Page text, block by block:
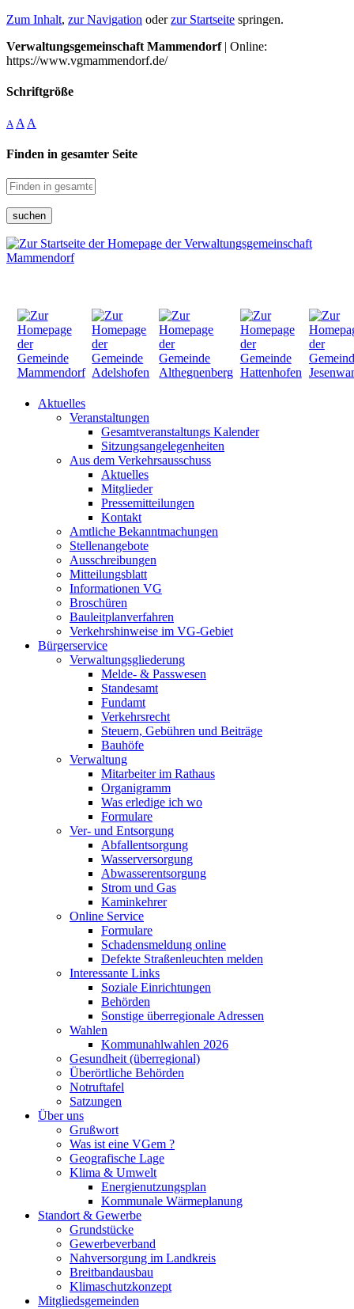
Zum Inhalt, zur Navigation oderzur Startseite springen.
Verwaltungsgemeinschaft Mammendorf| Online:
https://www.vgmammendorf.de/
Schriftgröße
A A A
Finden in gesamter Seite
suchen
Aktuelles
Veranstaltungen
Gesamtveranstaltungs Kalender
Sitzungsangelegenheiten
Aus dem Verkehrsausschuss
Aktuelles
Mitglieder
Pressemitteilungen
Kontakt
Amtliche Bekanntmachungen
Stellenangebote
Ausschreibungen
Mitteilungsblatt
Informationen VG
Broschüren
Bauleitplanverfahren
Verkehrshinweise im VG-Gebiet
Bürgerservice
Verwaltungsgliederung
Melde- & Passwesen
Standesamt
Fundamt
Verkehrsrecht
Steuern, Gebühren und Beiträge
Bauhöfe
Verwaltung
Mitarbeiter im Rathaus
Organigramm
Was erledige ich wo
Formulare
Ver- und Entsorgung
Abfallentsorgung
Wasserversorgung
Abwasserentsorgung
Strom und Gas
Kaminkehrer
Online Service
Formulare
Schadensmeldung online
Defekte Straßenleuchten melden
Interessante Links
Soziale Einrichtungen
Behörden
Sonstige überregionale Adressen
Wahlen
Kommunahlwahlen 2026
Gesundheit (überregional)
Überörtliche Behörden
Notruftafel
Satzungen
Über uns
Grußwort
Was ist eine VGem ?
Geografische Lage
Klima & Umwelt
Energienutzungsplan
Kommunale Wärmeplanung
Standort & Gewerbe
Grundstücke
Gewerbeverband
Nahversorgung im Landkreis
Breitbandausbau
Klimaschutzkonzept
Mitgliedsgemeinden